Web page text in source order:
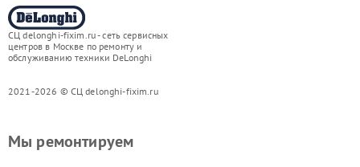
СЦ delonghi-fixim.ru - сеть сервисных
центров в Москве по ремонту и
обслуживанию техники DeLonghi
2021-2026 © СЦ delonghi-fixim.ru
Мы ремонтируем